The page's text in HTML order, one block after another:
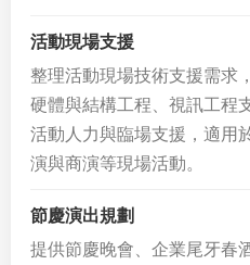
活動現場支援
整理活動現場技術支援需求
硬體與結構工程、視訊工程
活動人力與臨場支援，適用
演與商演等現場活動。
節慶演出規劃
提供節慶晚會、企業尾牙春